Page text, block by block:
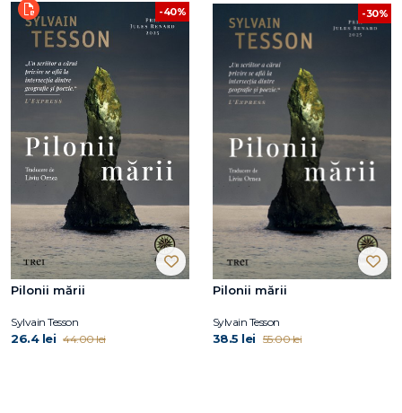
-40%
Pilonii mării
Sylvain Tesson
26.4 lei 44.00 lei
-30%
Pilonii mării
Sylvain Tesson
38.5 lei 55.00 lei